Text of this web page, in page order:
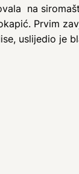
na
Prvim
uslijedio je